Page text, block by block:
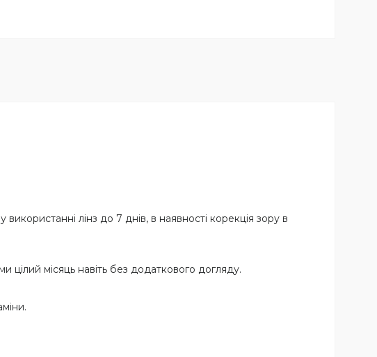
лінз до 7 днів, в наявності корекція зору в
місяць навіть без додаткового догляду.